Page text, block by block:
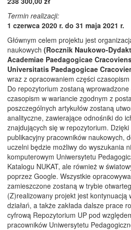
Termin realizacji:
1 czerwca 2020 r. do 31 maja 2021 r.
Głównym celem projektu jest
naukowych (Rocznik Naukowo-
Academiae Paedagogicae
Universitatis Paedagogicae
wraz z opracowaniem części
Do repozytorium zostaną
czasopism w wariancie zgodnym z
poszczególnych artykułów zostaną
analityczne, zawierające odnośniki do
znajdujących się w repozytorium.
publikacyjny pracowników naukowych,
uczelni będzie możliwy do wyszukania
komputerowym Uniwersytetu
Katalogu NUKAT, ale również w
poprzez Google. Wszystkie
zamieszczone zostaną w trybie
(Z)realizowany projekt jest kontynuacją
działań, a także zakłada dalsze prace
cyfrową Repozytorium UP pod
pracowników Uniwersytetu